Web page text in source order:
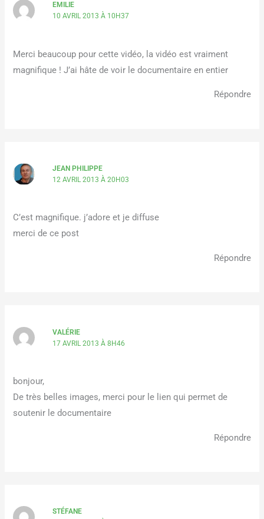
EMILIE
10 AVRIL 2013 À 10H37
Merci beaucoup pour cette vidéo, la vidéo est vraiment
magnifique ! J’ai hâte de voir le documentaire en entier
Répondre
JEAN PHILIPPE
12 AVRIL 2013 À 20H03
C’est magnifique. j’adore et je diffuse
merci de ce post
Répondre
VALÉRIE
17 AVRIL 2013 À 8H46
bonjour,
De très belles images, merci pour le lien qui permet de
soutenir le documentaire
Répondre
STÉFANE